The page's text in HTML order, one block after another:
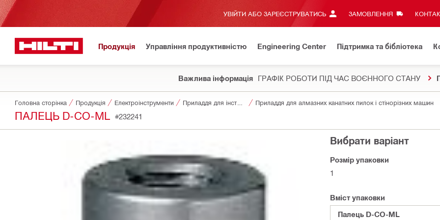
УВІЙТИ АБО ЗАРЕЄСТРУВАТИСЬ ЗАМОВЛЕННЯ
Продукція Управління продуктивністю Engineering Center Підтримка та бібліотека
Важлива інформація ГРАФІК РОБОТИ ПІД ЧАС ВОЄННОГО СТАНУ
Головна сторінка Продукція Електроінструменти Приладдя для алмазних канатних пилок і стінорізних машин
ПАЛЕЦЬ D-CO-ML #232241
Вибрати варіант
Розмір упаковки
1
Вміст упаковки
Палець D-CO-ML